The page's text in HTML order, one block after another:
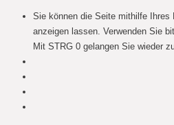
Sie können die Seite mithilfe Ihres
anzeigen lassen. Verwenden Sie
Mit STRG 0 gelangen Sie wieder